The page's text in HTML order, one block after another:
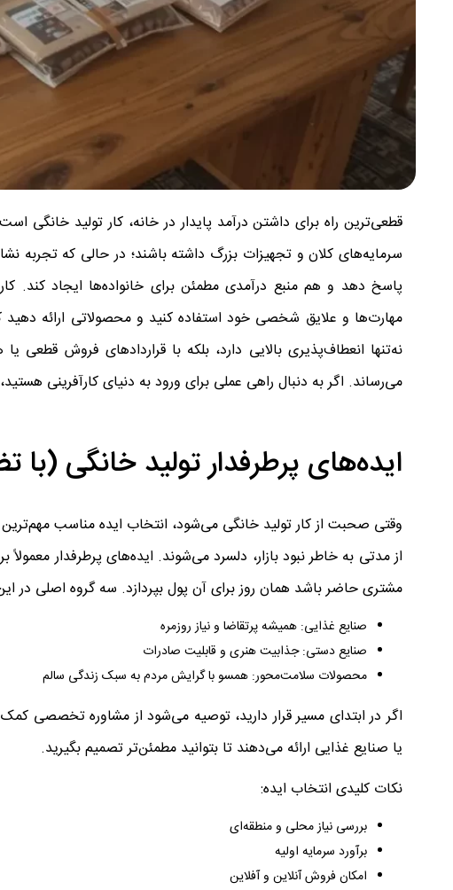
قطعی‌ترین راه برای داشتن درآمد پایدار در خانه، کار تولید خانگی
سرمایه‌های کلان و تجهیزات بزرگ داشته باشند؛ در حالی که تجربه
پاسخ دهد و هم منبع درآمدی مطمئن برای خانواده‌ها ایجاد کند.
مهارت‌ها و علایق شخصی خود استفاده کنید و محصولاتی ارائه
نه‌تنها انعطاف‌پذیری بالایی دارد، بلکه با قراردادهای فروش
می‌رساند. اگر به دنبال راهی عملی برای ورود به دنیای کارآفرینی
ایده‌های پرطرفدار تولید خانگی
وقتی صحبت از کار تولید خانگی می‌شود، انتخاب ایده مناسب
از مدتی به خاطر نبود بازار، دلسرد می‌شوند. ایده‌های پرطرفدار
مشتری حاضر باشد همان روز برای آن پول بپردازد. سه گروه اصلی در این
صنایع غذایی: همیشه پرتقاضا و نیاز روزمره
صنایع دستی: جذابیت هنری و قابلیت صادرات
محصولات سلامت‌محور: همسو با گرایش مردم به سبک زندگی سالم
اگر در ابتدای مسیر قرار دارید، توصیه می‌شود از مشاوره تخصصی
یا صنایع غذایی ارائه می‌دهند تا بتوانید مطمئن‌تر تصمیم بگیرید.
نکات کلیدی انتخاب ایده:
بررسی نیاز محلی و منطقه‌ای
برآورد سرمایه اولیه
امکان فروش آنلاین و آفلاین